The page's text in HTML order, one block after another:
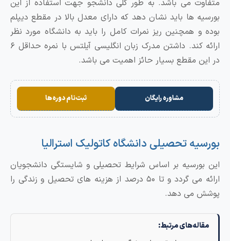
متفاوت می باشد. به طور کلی دانشجو جهت استفاده از این
بورسیه ها باید نشان دهد که دارای معدل بالا در مقطع دیپلم
بوده و همچنین ریز نمرات کامل را باید به دانشگاه مورد نظر
ارائه کند. داشتن مدرک زبان انگلیسی آیلتس با نمره حداقل ۶
در این مقطع بسیار حائز اهمیت می باشد.
مشاوره رایگان ثبت‌نام دوره‌ها
بورسیه تحصیلی دانشگاه کاتولیک استرالیا
این بورسیه بر اساس شرایط تحصیلی و شایستگی دانشجویان
ارائه می گردد و تا ۵۰ درصد از هزینه های تحصیل و زندگی را
پوشش می دهد.
مقاله‌های مرتبط: